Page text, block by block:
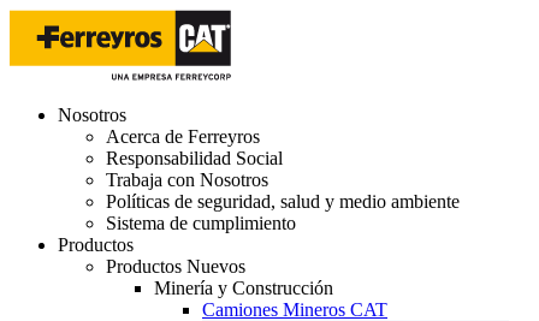
Nosotros
Acerca de Ferreyros
Responsabilidad Social
Trabaja con Nosotros
Políticas de seguridad, salud y medio ambiente
Sistema de cumplimiento
Productos
Productos Nuevos
Minería y Construcción
Camiones Mineros CAT